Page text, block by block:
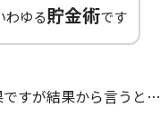
わゆる貯金術です
ですが結果から言うと…